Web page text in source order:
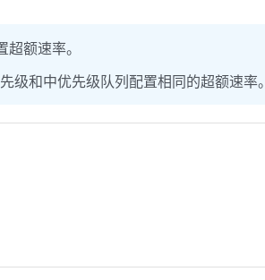
额速率。
级和中优先级队列配置相同的超额速率。